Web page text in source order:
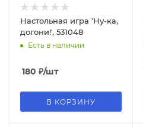
Настольная игра 'Ну-ка,
догони!', 531048
Есть в наличии
180 ₽/шт
В КОРЗИНУ